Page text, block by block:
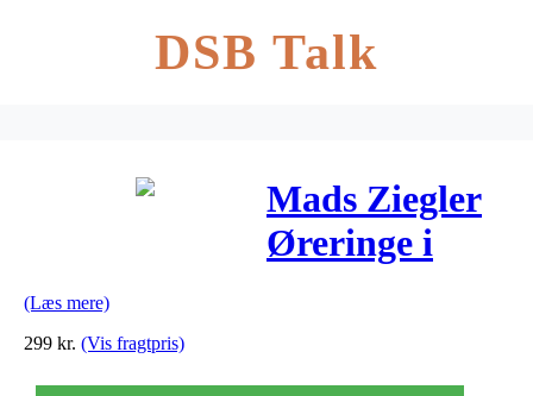
DSB Talk
Mads Ziegler
Øreringe i
(Læs mere)
299 kr. (Vis fragtpris)